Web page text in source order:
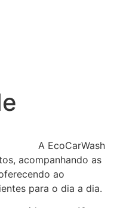
A EcoCarWash
acompanhando as
ao
para o dia a dia.